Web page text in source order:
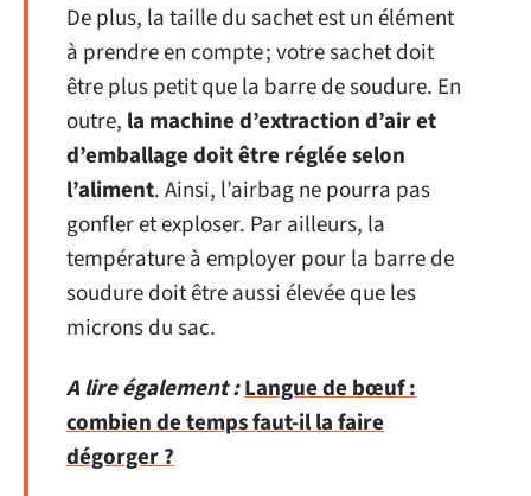
De plus, la taille du sachet est un élément
à prendre en compte ; votre sachet doit
être plus petit que la barre de soudure. En
outre, la machine d’extraction d’air et
d’emballage doit être réglée selon
l’aliment. Ainsi, l’airbag ne pourra pas
gonfler et exploser. Par ailleurs, la
température à employer pour la barre de
soudure doit être aussi élevée que les
microns du sac.
A lire également :Langue de bœuf :
combien de temps faut-il la faire
dégorger ?